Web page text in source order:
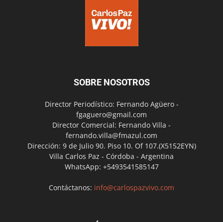
SOBRE NOSOTROS
Director Periodístico: Fernando Agüero -
fgaguero@gmail.com
Director Comercial: Fernando Villa -
fernando.villa@fmazul.com
Dirección: 9 de Julio 90. Piso 10. Of 107.(X5152EYN)
Villa Carlos Paz - Córdoba - Argentina
WhatsApp: +5493541585147
Contáctanos: info@carlospazvivo.com